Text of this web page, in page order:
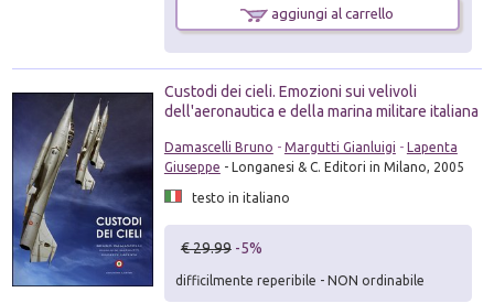
aggiungi al carrello
Custodi dei cieli. Emozioni sui velivoli
dell'aeronautica e della marina militare italiana
Damascelli Bruno - Margutti Gianluigi -
Lapenta
Giuseppe - Longanesi & C. Editori in Milano, 2005
testo in italiano
€ 29.99 -5%
difficilmente reperibile - NON ordinabile